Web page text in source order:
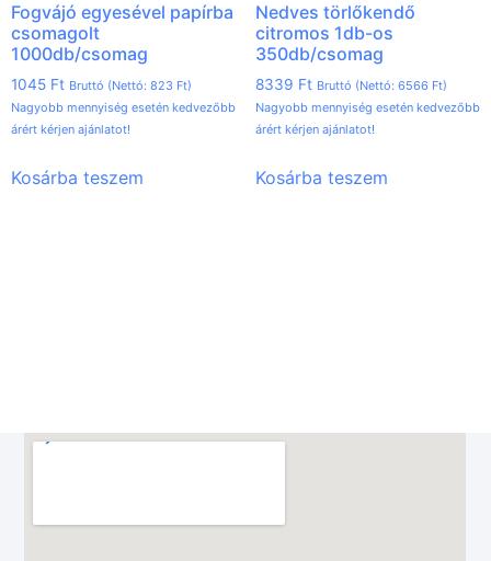
Fogvájó egyesével papírba
csomagolt
1000db/csomag
1045 Ft Bruttó (Nettó: 823 Ft)
Nagyobb mennyiség esetén kedvezőbb
árért kérjen ajánlatot!
Kosárba teszem
Nedves törlőkendő
citromos 1db-os
350db/csomag
8339 Ft Bruttó (Nettó: 6566 Ft)
Nagyobb mennyiség esetén kedvezőbb
árért kérjen ajánlatot!
Kosárba teszem